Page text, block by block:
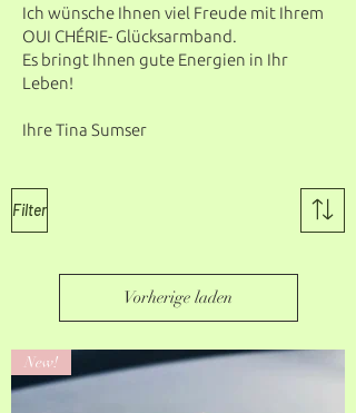
Ich wünsche Ihnen viel Freude mit Ihrem
OUI CHÉRIE- Glücksarmband.
Es bringt Ihnen gute Energien in Ihr
Leben!
Ihre Tina Sumser
Filter
Vorherige laden
New!